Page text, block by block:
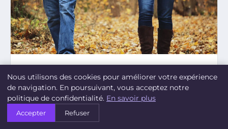
ENVISAGER LA PARENTALITÉ : POURQUOI
DÉCIDER D’AVOIR DES ENFANTS AUJOURD’HUI
?
EN BREF Problématique actuelle: inquiétudes liées à l’état du
monde (climat, géopolitique).
Nous utilisons des cookies pour améliorer votre expérience
de navigation. En poursuivant, vous acceptez notre
politique de confidentialité. En savoir plus
Accepter Refuser